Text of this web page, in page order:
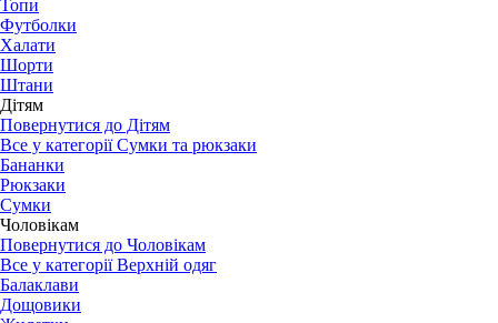
Топи
Футболки
Халати
Шорти
Штани
Дітям
Повернутися до Дітям
Все у категорії Сумки та рюкзаки
Бананки
Рюкзаки
Сумки
Чоловікам
Повернутися до Чоловікам
Все у категорії Верхній одяг
Балаклави
Дощовики